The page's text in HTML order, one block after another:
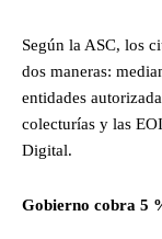
Según la ASC, los
dos maneras:
entidades
colecturías y las
Digital.
Gobierno cobra 5